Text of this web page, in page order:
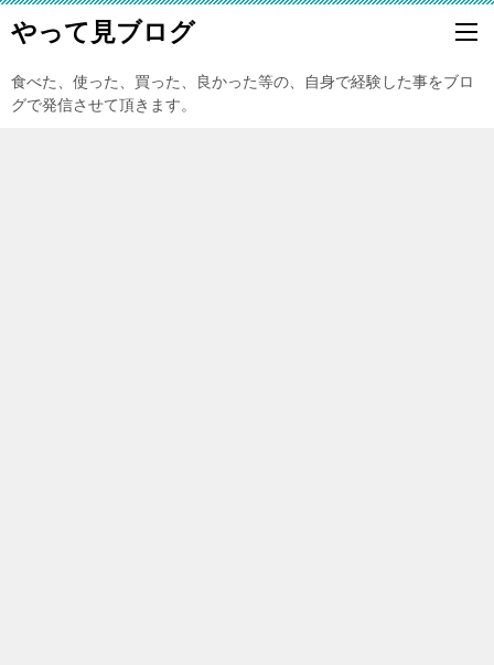
やって見ブログ
食べた、使った、買った、良かった等の、自身で経験した事をブロ
グで発信させて頂きます。